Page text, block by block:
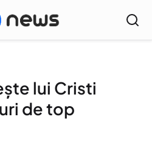
lui Cristi
de top